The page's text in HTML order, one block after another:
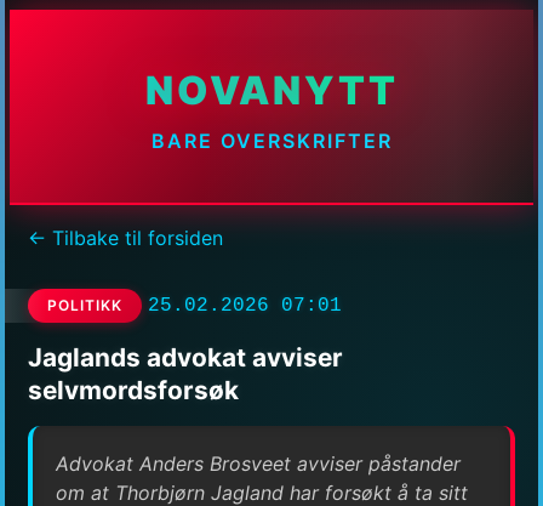
NOVANYTT
BARE OVERSKRIFTER
← Tilbake til forsiden
POLITIKK 25.02.2026 07:01
Jaglands advokat avviser
selvmordsforsøk
Advokat Anders Brosveet avviser påstander
om at Thorbjørn Jagland har forsøkt å ta sitt